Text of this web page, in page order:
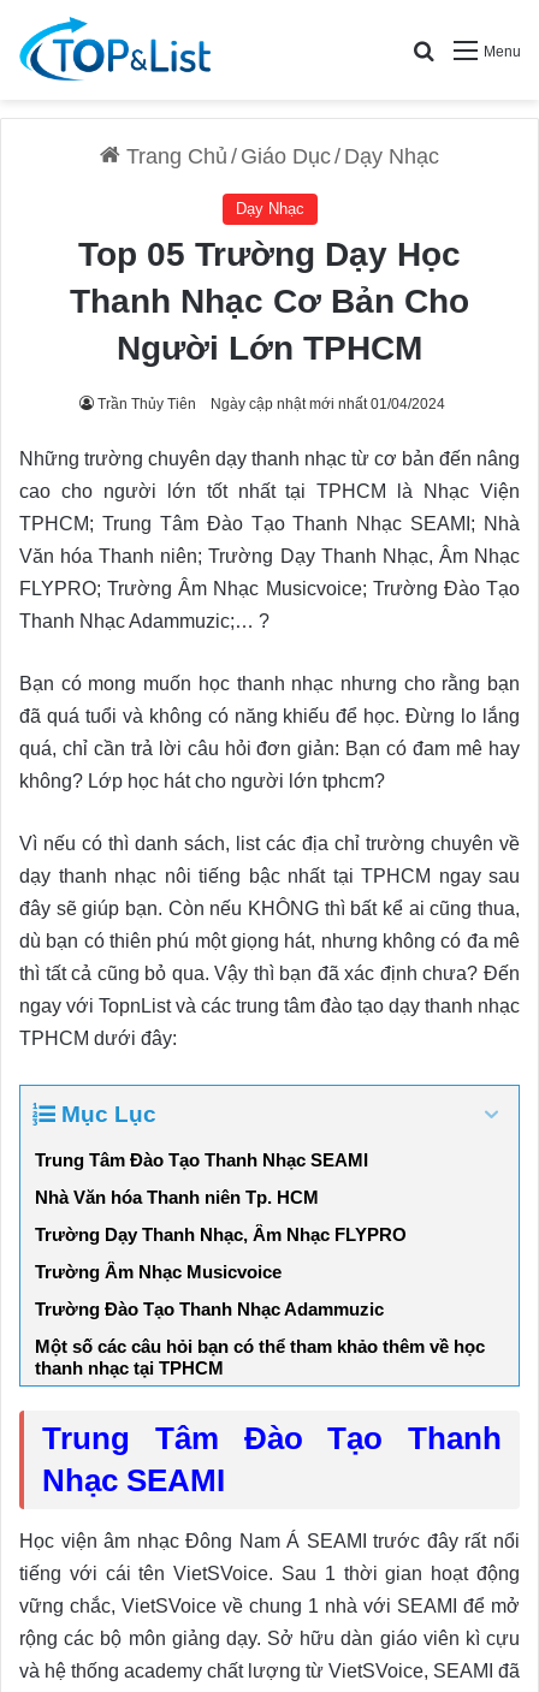
Menu
Search for
Trang Chủ / Giáo Dục/ Dạy Nhạc
Dạy Nhạc
Top 05 Trường Dạy Học
Thanh Nhạc Cơ Bản Cho
Người Lớn TPHCM
Trần Thủy Tiên Ngày cập nhật mới nhất 01/04/2024
Những trường chuyên dạy thanh nhạc từ cơ bản đến nâng
cao cho người lớn tốt nhất tại TPHCM là Nhạc Viện
TPHCM; Trung Tâm Đào Tạo Thanh Nhạc SEAMI; Nhà
Văn hóa Thanh niên; Trường Dạy Thanh Nhạc, Âm Nhạc
FLYPRO; Trường Âm Nhạc Musicvoice; Trường Đào Tạo
Thanh Nhạc Adammuzic;… ?
Bạn có mong muốn học thanh nhạc nhưng cho rằng bạn
đã quá tuổi và không có năng khiếu để học. Đừng lo lắng
quá, chỉ cần trả lời câu hỏi đơn giản: Bạn có đam mê hay
không? Lớp học hát cho người lớn tphcm?
Vì nếu có thì danh sách, list các địa chỉ trường chuyên về
dạy thanh nhạc nôi tiếng bậc nhất tại TPHCM ngay sau
đây sẽ giúp bạn. Còn nếu KHÔNG thì bất kể ai cũng thua,
dù bạn có thiên phú một giọng hát, nhưng không có đa mê
thì tất cả cũng bỏ qua. Vậy thì bạn đã xác định chưa? Đến
ngay với TopnList và các trung tâm đào tạo dạy thanh nhạc
TPHCM dưới đây:
Mục Lục
Trung Tâm Đào Tạo Thanh Nhạc SEAMI
Nhà Văn hóa Thanh niên Tp. HCM
Trường Dạy Thanh Nhạc, Âm Nhạc FLYPRO
Trường Âm Nhạc Musicvoice
Trường Đào Tạo Thanh Nhạc Adammuzic
Một số các câu hỏi bạn có thể tham khảo thêm về học
thanh nhạc tại TPHCM
Trung Tâm Đào Tạo Thanh
Nhạc SEAMI
Học viện âm nhạc Đông Nam Á SEAMI trước đây rất nổi
tiếng với cái tên VietSVoice. Sau 1 thời gian hoạt động
vững chắc, VietSVoice về chung 1 nhà với SEAMI để mở
rộng các bộ môn giảng dạy. Sở hữu dàn giáo viên kì cựu
và hệ thống academy chất lượng từ VietSVoice, SEAMI đã